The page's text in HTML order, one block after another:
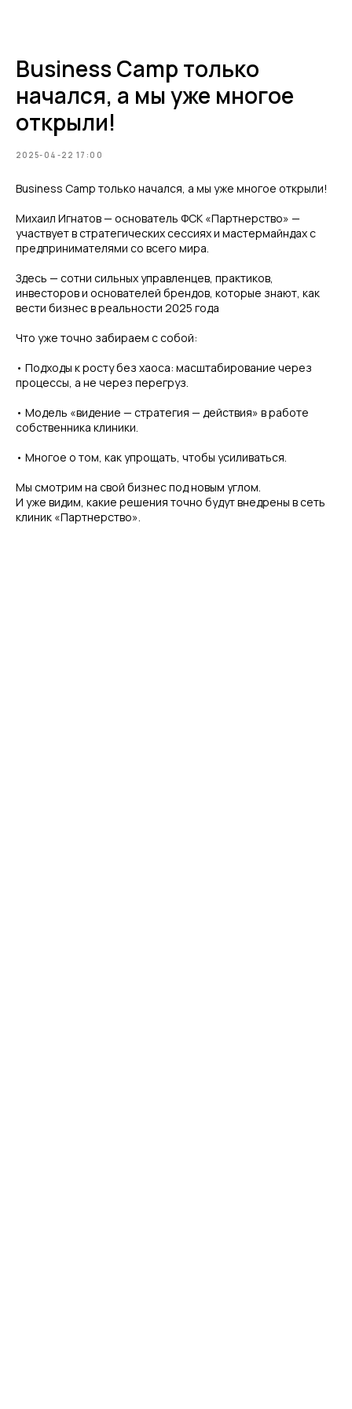
Business Camp только
начался, а мы уже многое
открыли!
2025-04-22 17:00
Business Camp только начался, а мы уже многое открыли!
Михаил Игнатов — основатель ФСК «Партнерство» —
участвует в стратегических сессиях и мастермайндах с
предпринимателями со всего мира.
Здесь — сотни сильных управленцев, практиков,
инвесторов и основателей брендов, которые знают, как
вести бизнес в реальности 2025 года
Что уже точно забираем с собой:
• Подходы к росту без хаоса: масштабирование через
процессы, а не через перегруз.
• Модель «видение — стратегия — действия» в работе
собственника клиники.
• Многое о том, как упрощать, чтобы усиливаться.
️Мы смотрим на свой бизнес под новым углом.
И уже видим, какие решения точно будут внедрены в сеть
клиник «Партнерство».